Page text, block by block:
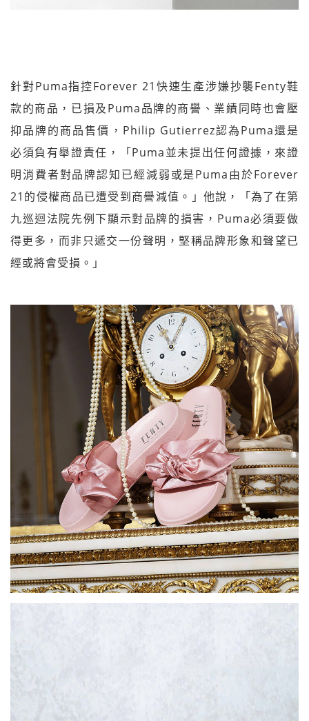
針對Puma指控Forever 21快速生產涉嫌抄襲Fenty鞋
款的商品，已損及Puma品牌的商譽、業績同時也會壓
抑品牌的商品售價，Philip Gutierrez認為Puma還是
必須負有舉證責任，「Puma並未提出任何證據，來證
明消費者對品牌認知已經減弱或是Puma由於Forever
21的侵權商品已遭受到商譽減值。」他說，「為了在第
九巡迴法院先例下顯示對品牌的損害，Puma必須要做
得更多，而非只遞交一份聲明，堅稱品牌形象和聲望已
經或將會受損。」